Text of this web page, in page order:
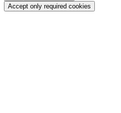
Accept only required cookies